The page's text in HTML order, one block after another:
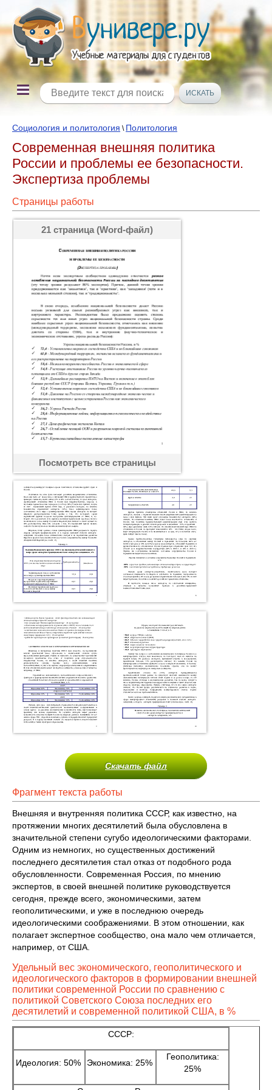
Социология и политология \ Политология
Современная внешняя политика
России и проблемы ее безопасности.
Экспертиза проблемы
Страницы работы
21 страница (Word-файл)
Посмотреть все страницы
Скачать файл
Фрагмент текста работы
Внешняя и внутренняя политика СССР, как известно, на
протяжении многих десятилетий была обусловлена в
значительной степени сугубо идеологическими факторами.
Одним из немногих, но существенных достижений
последнего десятилетия стал отказ от подобного рода
обусловленности. Современная Россия, по мнению
экспертов, в своей внешней политике руководствуется
сегодня, прежде всего, экономическими, затем
геополитическими, и уже в последнюю очередь
идеологическими соображениями. В этом отношении, как
полагает экспертное сообщество, она мало чем отличается,
например, от США.
Удельный вес экономического, геополитического и
идеологического факторов в формировании внешней
политики современной России по сравнению с
политикой Советского Союза последних его
десятилетий и современной политикой США, в %
СССР:
Идеология: 50% Экономика: 25%
Геополитика:
25%